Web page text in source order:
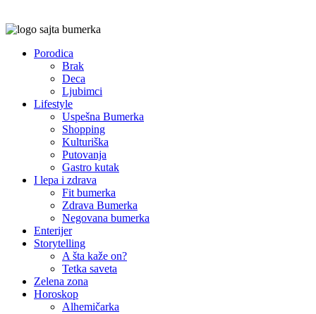
Porodica
Brak
Deca
Ljubimci
Lifestyle
Uspešna Bumerka
Shopping
Kulturiška
Putovanja
Gastro kutak
I lepa i zdrava
Fit bumerka
Zdrava Bumerka
Negovana bumerka
Enterijer
Storytelling
A šta kaže on?
Tetka saveta
Zelena zona
Horoskop
Alhemičarka